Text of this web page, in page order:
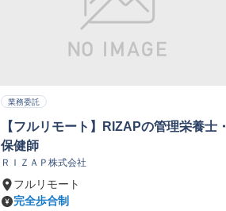
業務委託
【フルリモート】RIZAPの管理栄養士・
保健師
ＲＩＺＡＰ株式会社
フルリモート
完全歩合制